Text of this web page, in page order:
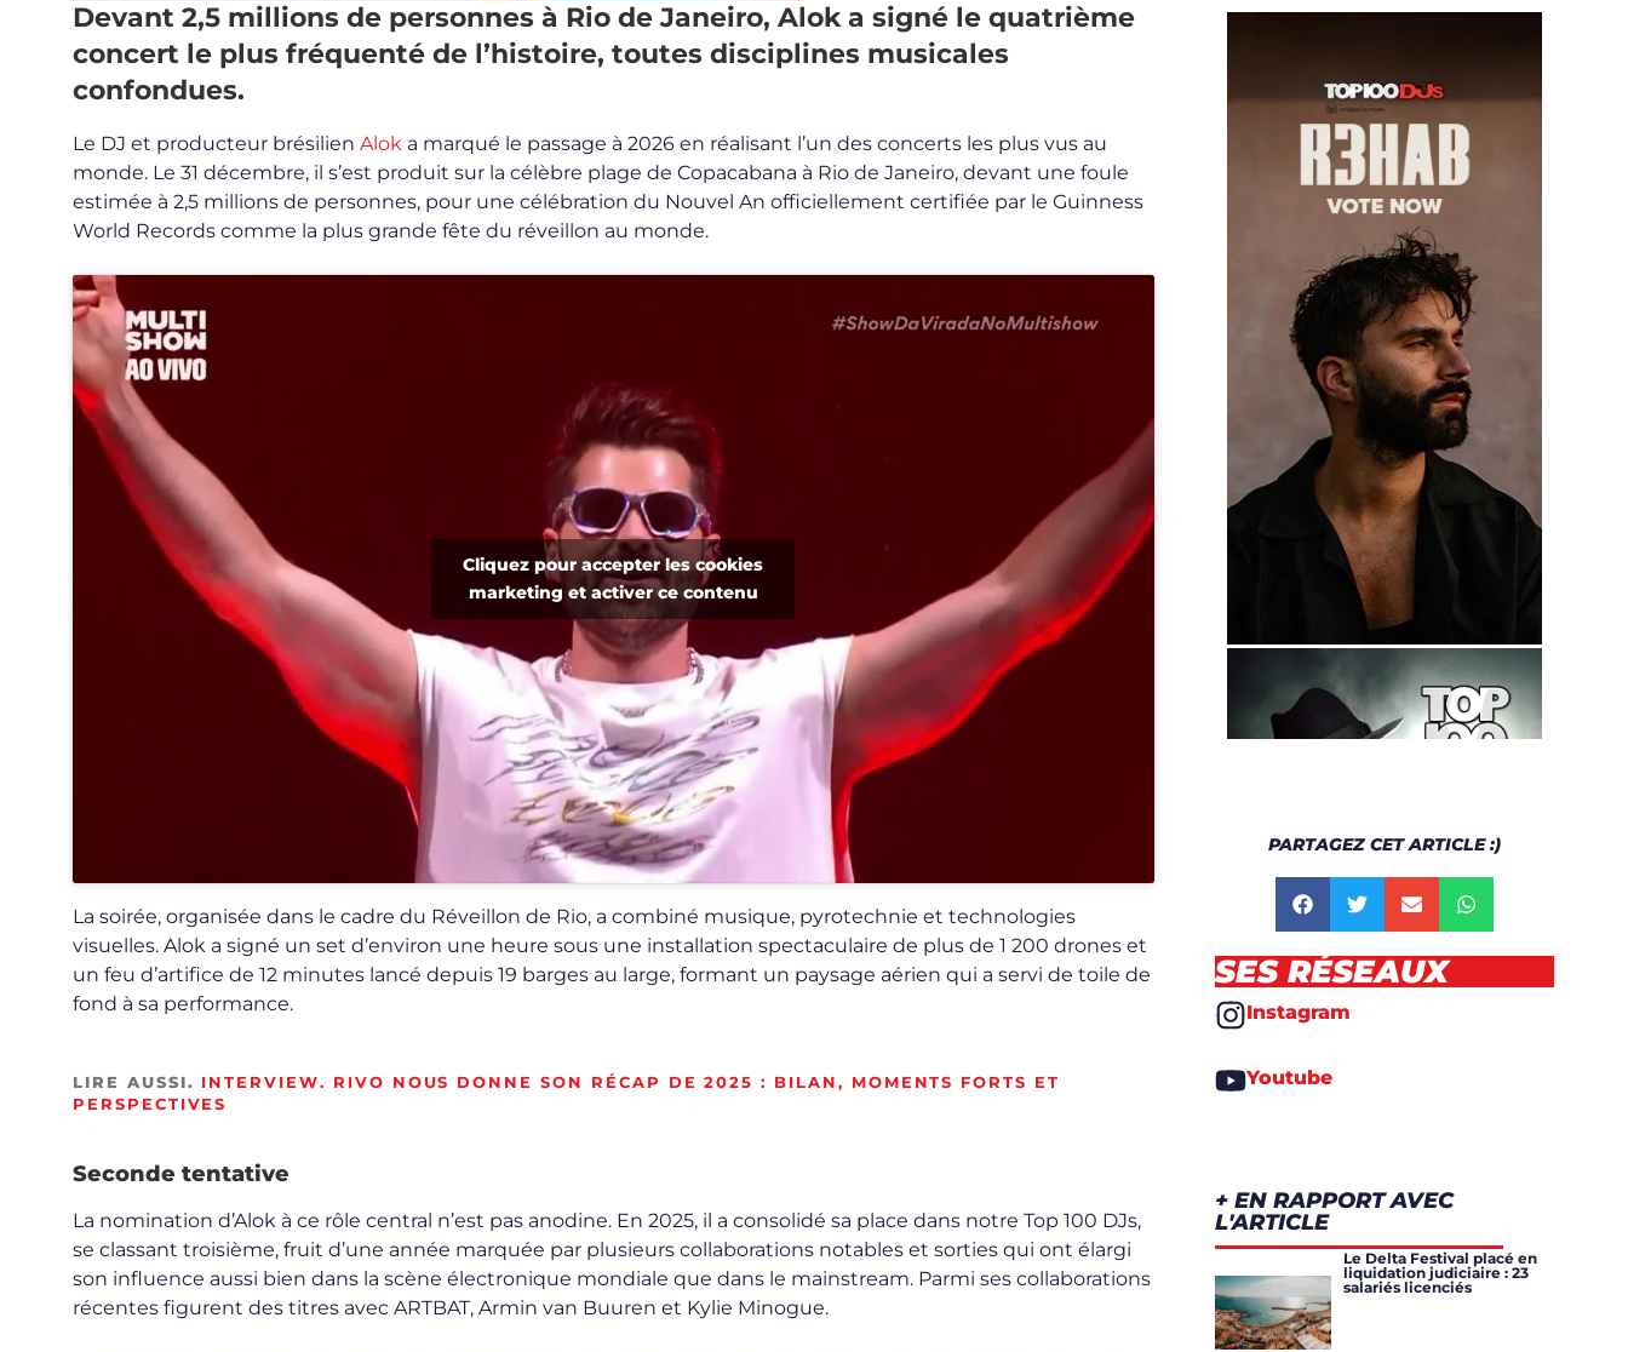
D.R.
Devant 2,5 millions de personnes à Rio de Janeiro, Alok a signé le quatrième
concert le plus fréquenté de l’histoire, toutes disciplines musicales
confondues.
Le DJ et producteur brésilien Alok a marqué le passage à 2026 en réalisant l’un des concerts les plus vus au
monde. Le 31 décembre, il s’est produit sur la célèbre plage de Copacabana à Rio de Janeiro, devant une foule
estimée à 2,5 millions de personnes, pour une célébration du Nouvel An officiellement certifiée par le Guinness
World Records comme la plus grande fête du réveillon au monde.
Cliquez pour accepter les cookies
marketing et activer ce contenu
La soirée, organisée dans le cadre du Réveillon de Rio, a combiné musique, pyrotechnie et technologies
visuelles. Alok a signé un set d’environ une heure sous une installation spectaculaire de plus de 1 200 drones et
un feu d’artifice de 12 minutes lancé depuis 19 barges au large, formant un paysage aérien qui a servi de toile de
fond à sa performance.
LIRE AUSSI. INTERVIEW. RIVO NOUS DONNE SON RÉCAP DE 2025 : BILAN, MOMENTS FORTS ET
PERSPECTIVES
Seconde tentative
La nomination d’Alok à ce rôle central n’est pas anodine. En 2025, il a consolidé sa place dans notre Top 100 DJs,
se classant troisième, fruit d’une année marquée par plusieurs collaborations notables et sorties qui ont élargi
son influence aussi bien dans la scène électronique mondiale que dans le mainstream. Parmi ses collaborations
récentes figurent des titres avec ARTBAT, Armin van Buuren et Kylie Minogue.
PARTAGEZ CET ARTICLE :)
SES RÉSEAUX
Instagram
Youtube
+ EN RAPPORT AVEC
L'ARTICLE
Le Delta Festival placé en
liquidation judiciaire : 23
salariés licenciés